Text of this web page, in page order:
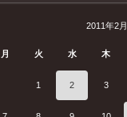
2011年2月
月 火 水 木
1 2 3